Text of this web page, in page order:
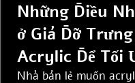
Những Điều
ở Giá Đỡ
Acrylic Để Tối
Nhà bán lẻ muốn